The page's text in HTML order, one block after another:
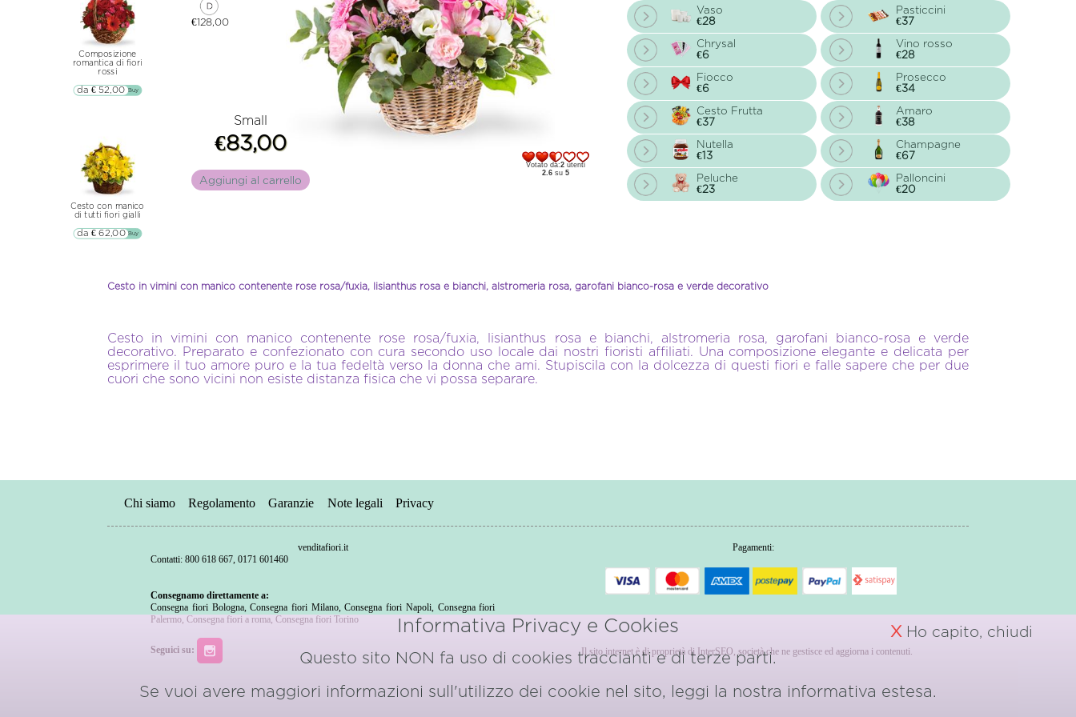
Composizione
romantica di fiori
rossi
▷▷ Buy
da € 52,00
Cesto con manico
di tutti fiori gialli
▷▷ Buy
da € 62,00
€128,00
Small
€83,00
Aggiungi al carrello
Votato da:2utenti
2.6su 5
Vaso
€28
Chrysal
€6
Fiocco
€6
Cesto Frutta
€37
Nutella
€13
Peluche
€23
Pasticcini
€37
Vino rosso
€28
Prosecco
€34
Amaro
€38
Champagne
€67
Palloncini
€20
Cesto in vimini con manico contenente rose rosa/fuxia, lisianthus rosa e bianchi, alstromeria rosa, garofani bianco-rosa e verde decorativo
Cesto in vimini con manico contenente rose rosa/fuxia, lisianthus rosa e bianchi, alstromeria rosa, garofani bianco-rosa e verde
decorativo. Preparato e confezionato con cura secondo uso locale dai nostri fioristi affiliati. Una composizione elegante e delicata per
esprimere il tuo amore puro e la tua fedeltà verso la donna che ami. Stupiscila con la dolcezza di questi fiori e falle sapere che per due
cuori che sono vicini non esiste distanza fisica che vi possa separare.
Chi siamo Regolamento Garanzie Note legali Privacy
venditafiori.it
Contatti: 800 618 667, 0171 601460
Consegnamo direttamente a:
Consegna fiori Bologna,Consegna fiori Milano,Consegna fiori Napoli, Consegna fiori
Palermo,Consegna fiori a roma,Consegna fiori Torino
Seguici su:
Pagamenti:
Il sito internet è di proprietà di InterSEO, società che ne gestisce ed aggiorna i contenuti.
Informativa Privacy e Cookies
Questo sito NON fa uso di cookies traccianti e di terze parti.
Se vuoi avere maggiori informazioni sull'utilizzo dei cookie nel sito, leggi la nostra informativa estesa.
X Ho capito, chiudi